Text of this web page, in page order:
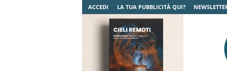
ACCEDI LA TUA PUBBLICITÀ QUI?